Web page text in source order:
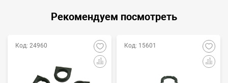
Рекомендуем посмотреть
Код: 24960 Код: 15601